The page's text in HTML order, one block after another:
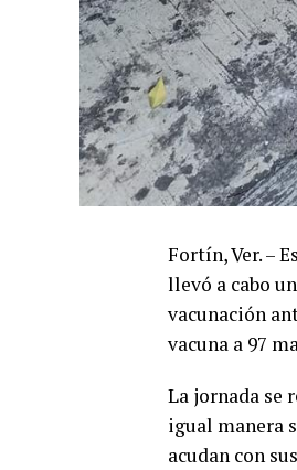
Fortín, Ver. –
llevó a cabo
vacunación
vacuna a 97
La jornada se
igual manera
acudan con